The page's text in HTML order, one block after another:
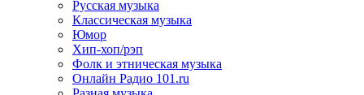
Русская музыка
Классическая музыка
Юмор
Хип-хоп/рэп
Фолк и этническая музыка
Онлайн Радио 101.ru